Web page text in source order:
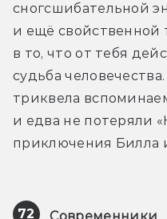
сногсшибательной
и ещё свойственной
в то, что от тебя
судьба
триквела
и едва не потеряли
приключения Билла
72